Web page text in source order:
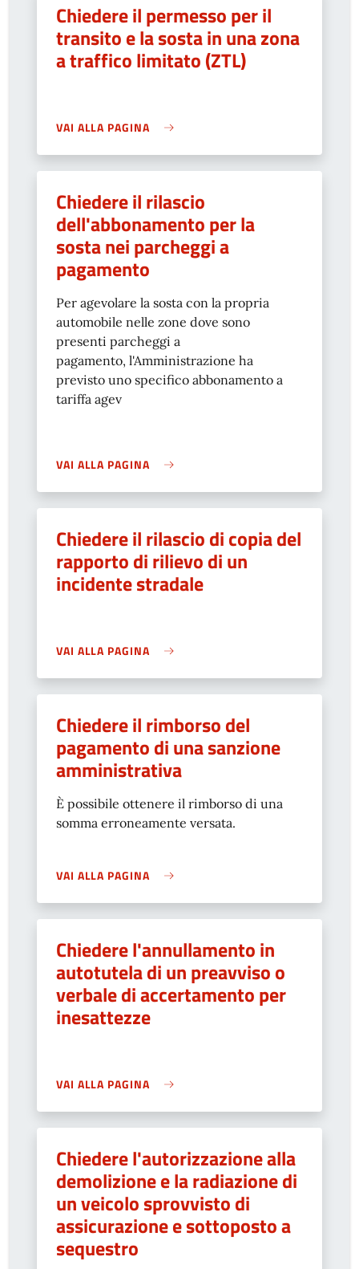
Chiedere il permesso per il
transito e la sosta in una zona
a traffico limitato (ZTL)
VAI ALLA PAGINA
Chiedere il rilascio
dell'abbonamento per la
sosta nei parcheggi a
pagamento
Per agevolare la sosta con la propria
automobile nelle zone dove sono
presenti parcheggi a
pagamento, l'Amministrazione ha
previsto uno specifico abbonamento a
tariffa agev
VAI ALLA PAGINA
Chiedere il rilascio di copia del
rapporto di rilievo di un
incidente stradale
VAI ALLA PAGINA
Chiedere il rimborso del
pagamento di una sanzione
amministrativa
È possibile ottenere il rimborso di una
somma erroneamente versata.
VAI ALLA PAGINA
Chiedere l'annullamento in
autotutela di un preavviso o
verbale di accertamento per
inesattezze
VAI ALLA PAGINA
Chiedere l'autorizzazione alla
demolizione e la radiazione di
un veicolo sprovvisto di
assicurazione e sottoposto a
sequestro